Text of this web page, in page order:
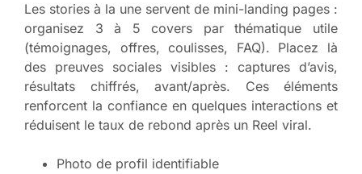
Les stories à la une servent de mini-landing pages :
organisez 3 à 5 covers par thématique utile
(témoignages, offres, coulisses, FAQ). Placez là
des preuves sociales visibles : captures d’avis,
résultats chiffrés, avant/après. Ces éléments
renforcent la confiance en quelques interactions et
réduisent le taux de rebond après un Reel viral.
Photo de profil identifiable